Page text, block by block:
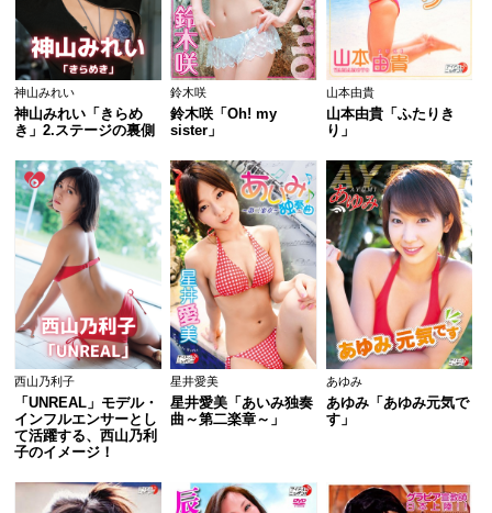
神山みれい
神山みれい「きらめ
き」2.ステージの裏側
鈴木咲
鈴木咲「Oh! my
sister」
山本由貴
山本由貴「ふたりき
り」
西山乃利子
「UNREAL」モデル・
インフルエンサーとし
て活躍する、西山乃利
子のイメージ！
星井愛美
星井愛美「あいみ独奏
曲～第二楽章～」
あゆみ
あゆみ「あゆみ元気で
す」